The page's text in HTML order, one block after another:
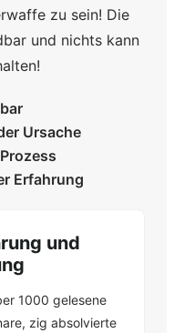
zu sein! Die
und nichts kann
Ursache
Erfahrung
und
1000 gelesene
zig absolvierte